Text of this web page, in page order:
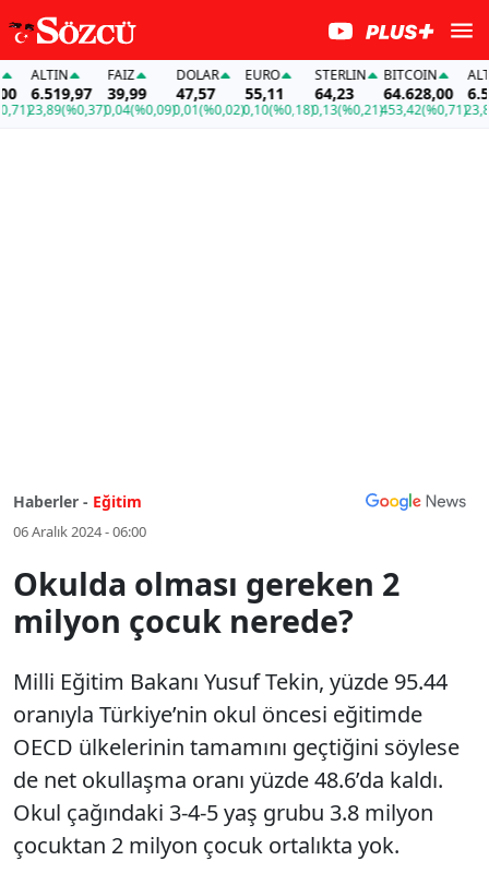
ALTIN
6.519,97
23,89(%0,37)
FAİZ
39,99
0,04(%0,09)
DOLAR
47,57
0,01(%0,02)
EURO
55,11
0,10(%0,18)
STERLIN
64,23
0,13(%0,21)
BITCOIN
64.628,00
453,42(%0,71)
ALTIN
23,89
Haberler - Eğitim
06 Aralık 2024 - 06:00
Okulda olması gereken 2
milyon çocuk nerede?
Milli Eğitim Bakanı Yusuf Tekin, yüzde 95.44
oranıyla Türkiye’nin okul öncesi eğitimde
OECD ülkelerinin tamamını geçtiğini söylese
de net okullaşma oranı yüzde 48.6’da kaldı.
Okul çağındaki 3-4-5 yaş grubu 3.8 milyon
çocuktan 2 milyon çocuk ortalıkta yok.